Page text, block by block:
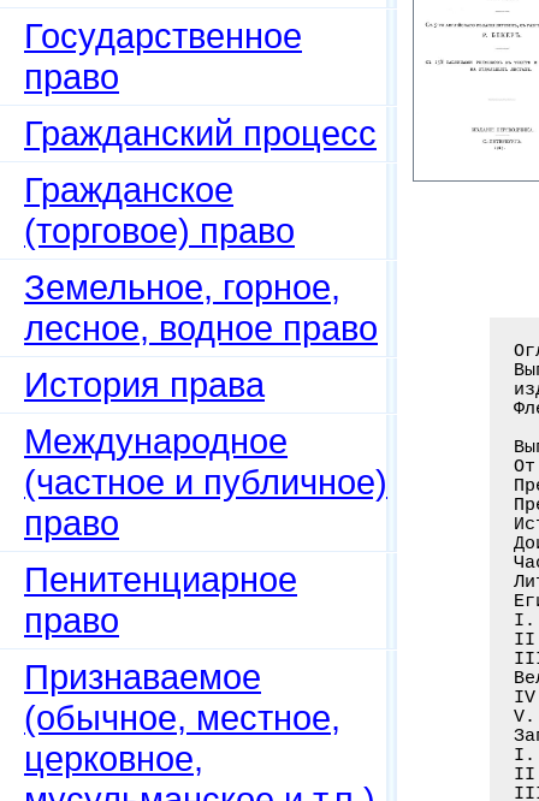
Государственное
право
Гражданский процесс
Гражданское
(торговое) право
Земельное, горное,
лесное, водное право
История права
Международное
(частное и публичное)
право
Пенитенциарное
право
Признаваемое
(обычное, местное,
церковное,
Оглавление книги: История архитектуры, составленная по сравнительному методу:
Вып. 1. Древняя архитектура; Вып. 2. Средневековая архитектура. С 5 английского
издания перевод, с разрешения авторов. Вып.